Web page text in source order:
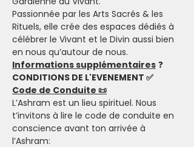
Passionnée par les Arts Sacrés & les
Rituels, elle crée des espaces dédiés à
célébrer le Vivant et le Divin aussi bien
en nous qu’autour de nous.
Informations supplémentaires ❓
CONDITIONS DE L'EVENEMENT ✅
Code de Conduite 📜
L’Ashram est un lieu spirituel. Nous
t’invitons à lire le code de conduite en
conscience avant ton arrivée à
l’Ashram: